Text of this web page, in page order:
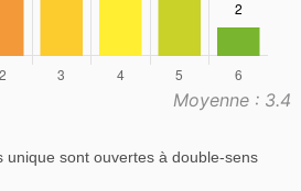
Moyenne : 3.4
unique sont ouvertes à double-sens